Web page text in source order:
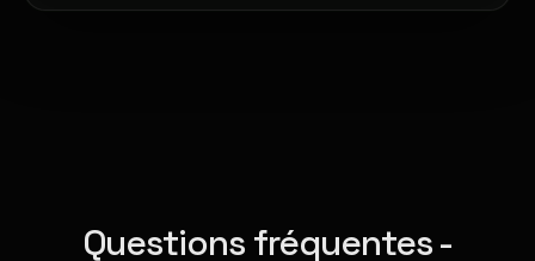
Questions fréquentes -